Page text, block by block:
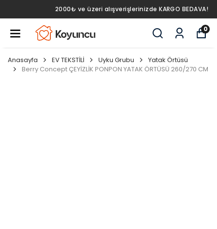
2000₺ ve üzeri alışverişlerinizde KARGO BEDAVA!
0
Anasayfa EV TEKSTİLİ Uyku Grubu
Yatak Örtüsü
Berry Concept ÇEYİZLİK PONPON YATAK ÖRTÜSÜ 260/270 CM